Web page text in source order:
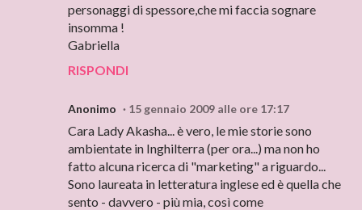
personaggi di spessore,che mi faccia sognare
insomma !
Gabriella
RISPONDI
Anonimo 15 gennaio 2009 alle ore 17:17
Cara Lady Akasha... è vero, le mie storie sono
ambientate in Inghilterra (per ora...) ma non ho
fatto alcuna ricerca di "marketing" a riguardo...
Sono laureata in letteratura inglese ed è quella che
sento - davvero - più mia, così come